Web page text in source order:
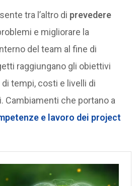
tra l’altro di prevedere
e migliorare la
del team al fine di
raggiungano gli obiettivi
tempi, costi e livelli di
Cambiamenti che portano a
e lavoro dei project